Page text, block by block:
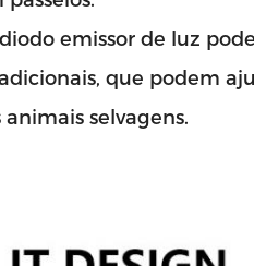
emissor de luz
que podem
selvagens.